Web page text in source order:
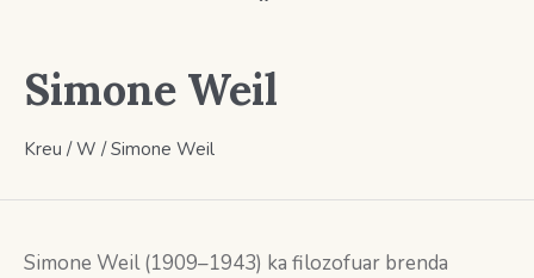
Simone Weil
Kreu /W / Simone Weil
Simone Weil (1909–1943) ka filozofuar brenda